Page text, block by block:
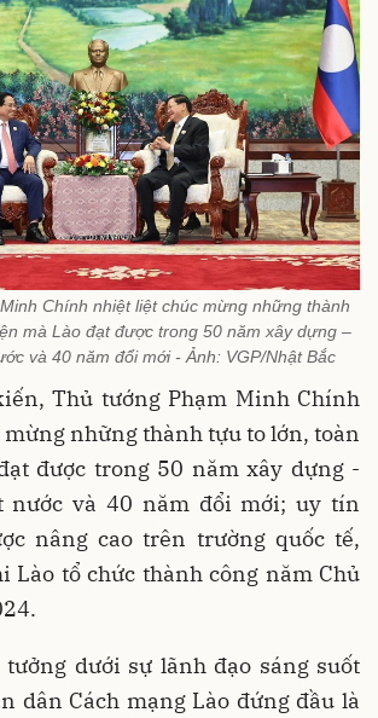
Chính nhiệt liệt chúc mừng những thành
mà Lào đạt được trong 50 năm xây dựng –
và 40 năm đổi mới - Ảnh: VGP/Nhật Bắc
Thủ tướng Phạm Minh Chính
những thành tựu to lớn, toàn
được trong 50 năm xây dựng -
nước và 40 năm đổi mới; uy tín
nâng cao trên trường quốc tế,
Lào tổ chức thành công năm Chủ
dưới sự lãnh đạo sáng suốt
dân Cách mạng Lào đứng đầu là